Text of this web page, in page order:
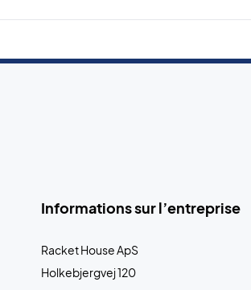
Informations sur l’entreprise
Racket House ApS
Holkebjergvej 120